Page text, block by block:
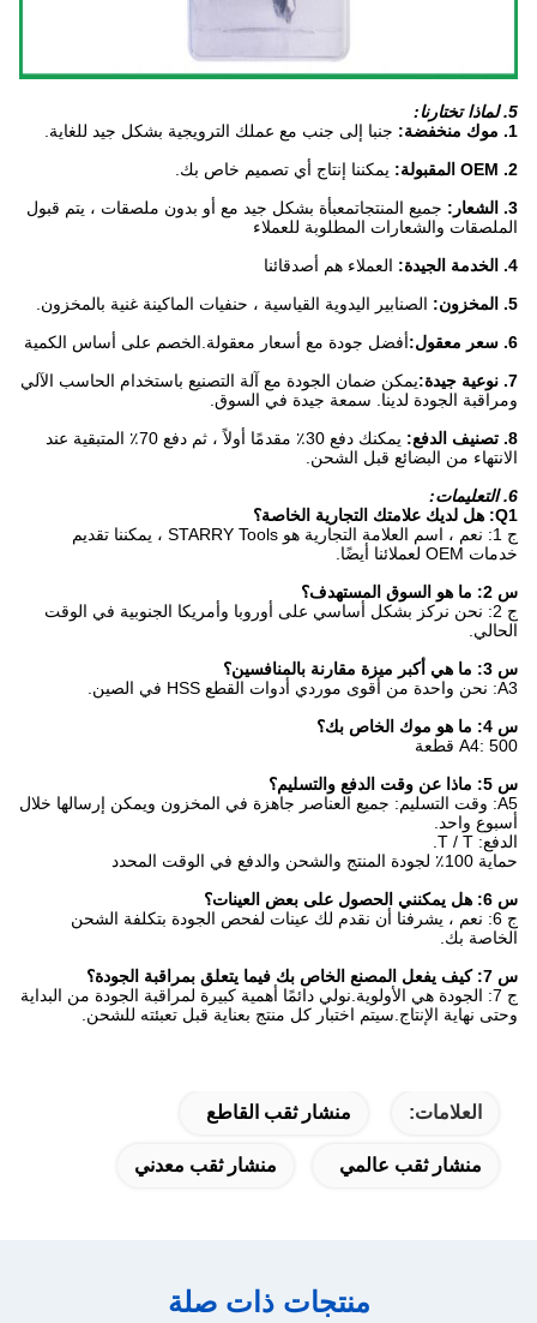
5. لماذا تختارنا:
1. موك منخفضة:
جنبا إلى جنب مع عملك الترويجية بشكل جيد للغاية.
2. OEM المقبولة:
يمكننا إنتاج أي تصميم خاص بك.
3. الشعار:
جميع المنتجاتمعبأة بشكل جيد مع أو بدون ملصقات ، يتم قبول
الملصقات والشعارات المطلوبة للعملاء
4. الخدمة الجيدة:
العملاء هم أصدقائنا
5. المخزون:
الصنابير اليدوية القياسية ، حنفيات الماكينة غنية بالمخزون.
6. سعر معقول:
أفضل جودة مع أسعار معقولة.الخصم على أساس الكمية
7. نوعية جيدة:
يمكن ضمان الجودة مع آلة التصنيع باستخدام الحاسب الآلي
ومراقبة الجودة لدينا. سمعة جيدة في السوق.
8. تصنيف الدفع:
يمكنك دفع 30٪ مقدمًا أولاً ، ثم دفع 70٪ المتبقية عند
الانتهاء من البضائع قبل الشحن.
6. التعليمات:
Q1: هل لديك علامتك التجارية الخاصة؟
ج 1: نعم ، اسم العلامة التجارية هو STARRY Tools ، يمكننا تقديم
خدمات OEM لعملائنا أيضًا.
س 2: ما هو السوق المستهدف؟
ج 2: نحن نركز بشكل أساسي على أوروبا وأمريكا الجنوبية في الوقت
الحالي.
س 3: ما هي أكبر ميزة مقارنة بالمنافسين؟
A3: نحن واحدة من أقوى موردي أدوات القطع HSS في الصين.
س 4: ما هو موك الخاص بك؟
A4: 500 قطعة
س 5: ماذا عن وقت الدفع والتسليم؟
A5: وقت التسليم: جميع العناصر جاهزة في المخزون ويمكن إرسالها خلال
أسبوع واحد.
الدفع: T / T.
حماية 100٪ لجودة المنتج والشحن والدفع في الوقت المحدد
س 6: هل يمكنني الحصول على بعض العينات؟
ج 6: نعم ، يشرفنا أن نقدم لك عينات لفحص الجودة بتكلفة الشحن
الخاصة بك.
س 7: كيف يفعل المصنع الخاص بك فيما يتعلق بمراقبة الجودة؟
ج 7: الجودة هي الأولوية.نولي دائمًا أهمية كبيرة لمراقبة الجودة من البداية
وحتى نهاية الإنتاج.سيتم اختبار كل منتج بعناية قبل تعبئته للشحن.
العلامات: منشار ثقب القاطع
منشار ثقب عالمي منشار ثقب معدني
منتجات ذات صلة